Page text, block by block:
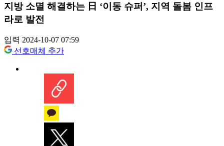
지방 소멸 해결하는 日 ‘이동 슈퍼’, 지역 돌봄 인프
라로 발전
입력 2024-10-07 07:59
선호매체 추가